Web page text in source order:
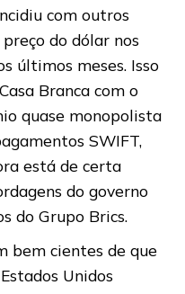
com outros
do dólar nos
últimos meses. Isso
Branca com o
quase monopolista
SWIFT,
está de certa
do governo
do Grupo Brics.
bem cientes de que
Unidos